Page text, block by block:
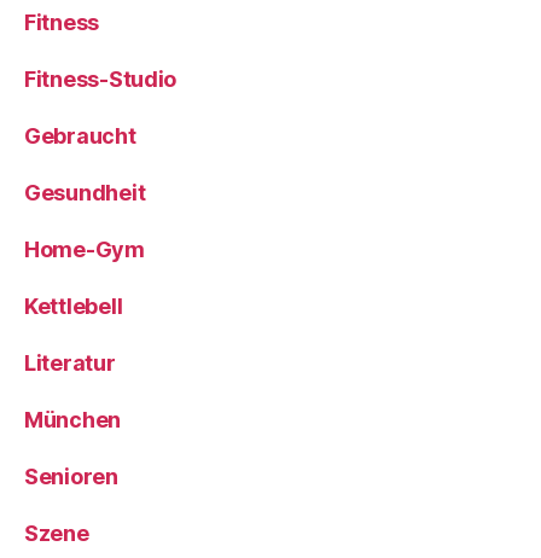
Fitness
Fitness-Studio
Gebraucht
Gesundheit
Home-Gym
Kettlebell
Literatur
München
Senioren
Szene